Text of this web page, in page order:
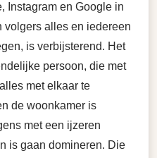
Instagram en Google in
volgers alles en iedereen
is verbijsterend. Het
persoon, die met
met elkaar te
de woonkamer is
met een ijzeren
is gaan domineren. Die